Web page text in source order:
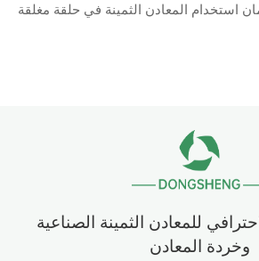
استخدام المعادن الثمينة في حلقة مغلقة
للمعادن الثمينة الصناعية
وخردة المعادن